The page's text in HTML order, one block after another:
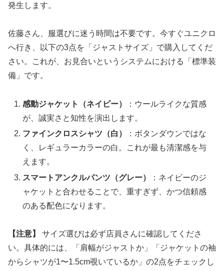
発生します。
佐藤さん、服選びに迷う時間は不要です。今すぐユニクロ
へ行き、以下の3点を「ジャストサイズ」で購入してくだ
さい。これが、お見合いというシステムにおける「標準装
備」です。
感動ジャケット（ネイビー）
：ウールライクな質感
が、誠実さと知性を演出します。
ファインクロスシャツ（白）
：ボタンダウンではな
く、レギュラーカラーの白。これが最も清潔感を与
えます。
スマートアンクルパンツ（グレー）
：ネイビーのジ
ャケットと合わせることで、重すぎず、かつ信頼感
のある配色になります。
【注意】
サイズ選びは必ず店員さんに確認してくださ
い。具体的には、「肩幅がジャストか」「ジャケットの袖
からシャツが1〜1.5cm覗いているか」の2点をチェックし